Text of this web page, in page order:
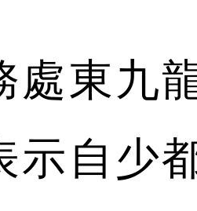
東九
示自少